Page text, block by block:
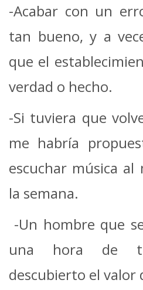
-Acabar con un
tan bueno, y a
que el
verdad o hecho.
-Si tuviera que
me habría
escuchar música al
la semana.
-Un hombre que
una hora de
descubierto el valor